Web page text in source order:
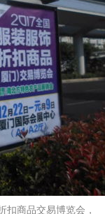
扣商品交易博览会，